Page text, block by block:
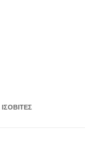
ΙΣΟΒΊΤΕΣ